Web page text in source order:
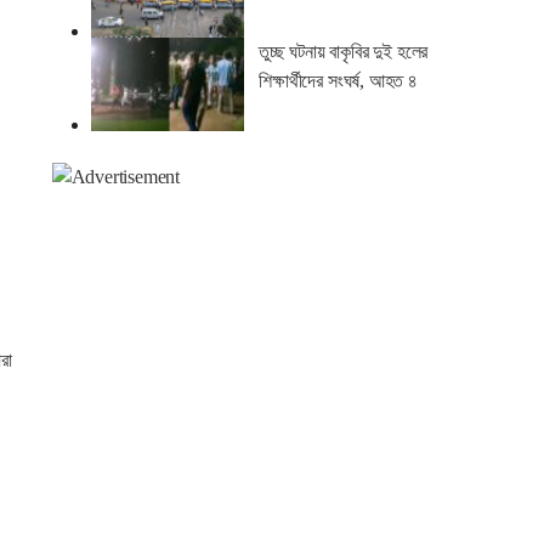
তুচ্ছ ঘটনায় বাকৃবির দুই হলের
শিক্ষার্থীদের সংঘর্ষ, আহত ৪